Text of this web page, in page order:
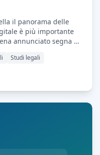
il panorama delle
è più importante
annunciato segna un
enfasi sulla produttività,
rafforzamento della
un messaggio
più con […] Leggi di
Studi legali